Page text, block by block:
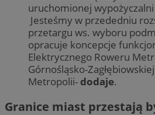
uruchomionej
Jesteśmy w przededniu
przetargu ws. wyboru
opracuje koncepcje
Elektrycznego Roweru
Górnośląsko-Zagłębiowskiej
Metropolii- dodaje.
Granice miast przestają